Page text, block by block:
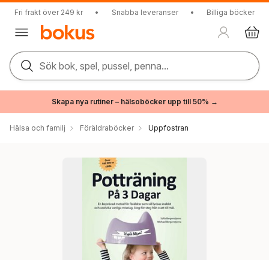
Fri frakt över 249 kr • Snabba leveranser • Billiga böcker
Sök bok, spel, pussel, penna...
Skapa nya rutiner – hälsoböcker upp till 50% →
Hälsa och familj Föräldraböcker Uppfostran